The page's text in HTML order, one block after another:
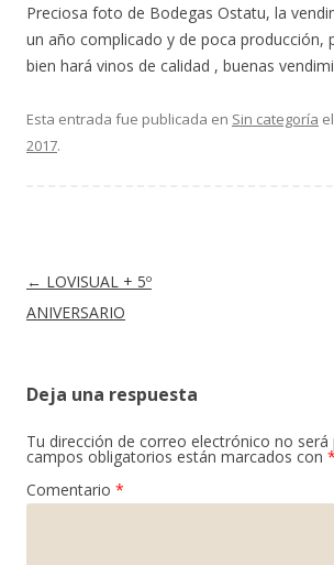
Preciosa foto de Bodegas Ostatu, la
un año complicado y de poca producción,
bien hará vinos de calidad , buenas
Esta entrada fue publicada en Sin categoría el
2017.
Navegación de entradas
← LOVISUAL + 5º
ANIVERSARIO
Deja una respuesta
Tu dirección de correo electrónico no será
campos obligatorios están marcados con *
Comentario *